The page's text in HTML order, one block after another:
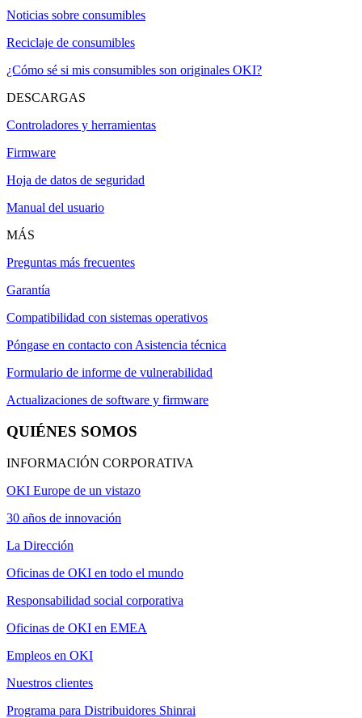
Noticias sobre consumibles
Reciclaje de consumibles
¿Cómo sé si mis consumibles son originales OKI?
DESCARGAS
Controladores y herramientas
Firmware
Hoja de datos de seguridad
Manual del usuario
MÁS
Preguntas más frecuentes
Garantía
Compatibilidad con sistemas operativos
Póngase en contacto con Asistencia técnica
Formulario de informe de vulnerabilidad
Actualizaciones de software y firmware
QUIÉNES SOMOS
INFORMACIÓN CORPORATIVA
OKI Europe de un vistazo
30 años de innovación
La Dirección
Oficinas de OKI en todo el mundo
Responsabilidad social corporativa
Oficinas de OKI en EMEA
Empleos en OKI
Nuestros clientes
Programa para Distribuidores Shinrai